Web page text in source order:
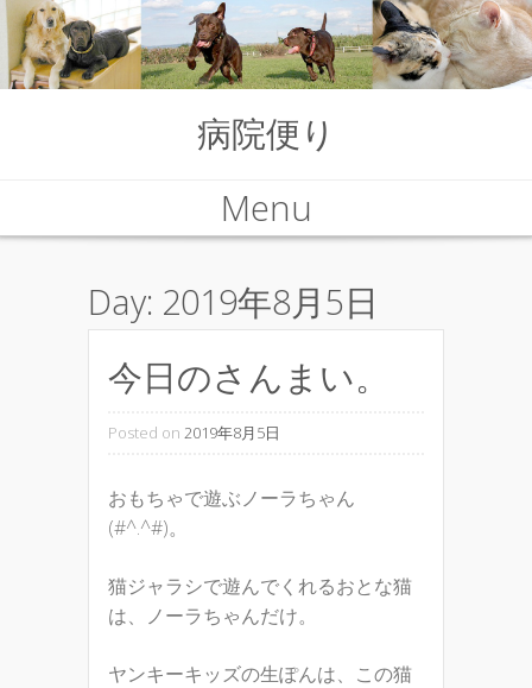
病院便り
Menu
Day: 2019年8月5日
今日のさんまい。
Posted on 2019年8月5日
おもちゃで遊ぶノーラちゃん
(#^.^#)。
猫ジャラシで遊んでくれるおとな猫
は、ノーラちゃんだけ。
ヤンキーキッズの生ぽんは、この猫